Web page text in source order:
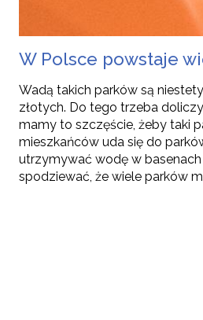
W Polsce powstaje
Wadą takich parków są
złotych. Do tego trzeba
mamy to szczęście, żeby taki
mieszkańców uda się do
utrzymywać wodę w basenach
spodziewać, że wiele parków